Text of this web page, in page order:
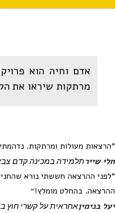
אדם וחיה הוא
מרתקות שיראו את
"הרצאות מעולות ומרתקות.
חלי שיירתלמידה במכינה קדם
ההרצאה. בהחלט מומלץ!״
יעל בנימיןאחראית על קשרי חוץ